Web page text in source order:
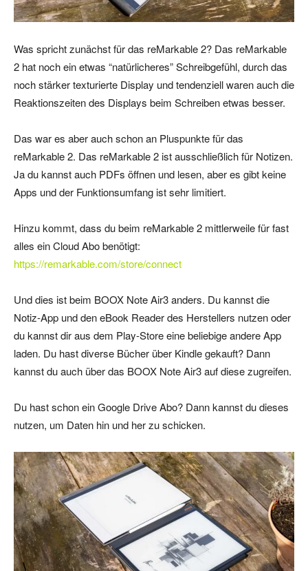
Was spricht zunächst für das reMarkable 2? Das reMarkable
2 hat noch ein etwas “natürlicheres” Schreibgefühl, durch das
noch stärker texturierte Display und tendenziell waren auch die
Reaktionszeiten des Displays beim Schreiben etwas besser.
Das war es aber auch schon an Pluspunkte für das
reMarkable 2. Das reMarkable 2 ist ausschließlich für Notizen.
Ja du kannst auch PDFs öffnen und lesen, aber es gibt keine
Apps und der Funktionsumfang ist sehr limitiert.
Hinzu kommt, dass du beim reMarkable 2 mittlerweile für fast
alles ein Cloud Abo benötigt:
https://remarkable.com/store/connect
Und dies ist beim BOOX Note Air3 anders. Du kannst die
Notiz-App und den eBook Reader des Herstellers nutzen oder
du kannst dir aus dem Play-Store eine beliebige andere App
laden. Du hast diverse Bücher über Kindle gekauft? Dann
kannst du auch über das BOOX Note Air3 auf diese zugreifen.
Du hast schon ein Google Drive Abo? Dann kannst du dieses
nutzen, um Daten hin und her zu schicken.